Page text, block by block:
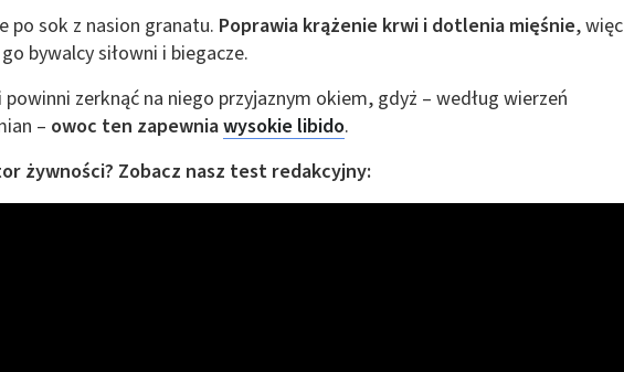
po sok z nasion granatu. Poprawia krążenie krwi i dotlenia mięśnie, więc
bywalcy siłowni i biegacze.
zerknąć na niego przyjaznym okiem, gdyż – według wierzeń
– owoc ten zapewniawysokie libido.
żywności? Zobacz nasz test redakcyjny: